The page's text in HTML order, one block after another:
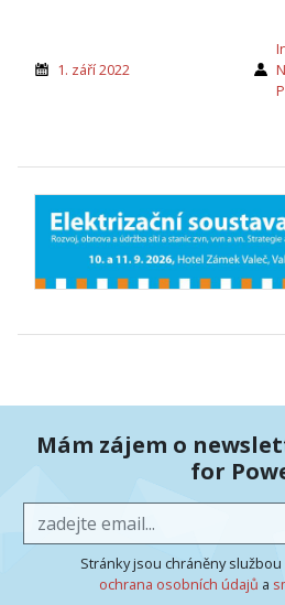
1. září 2022
Mám zájem o
for
Stránky jsou chráněny službou
ochrana osobních údajů a